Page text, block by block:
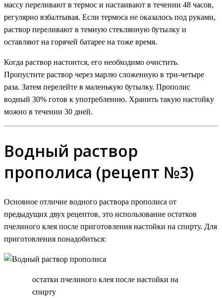
массу переливают в термос и настаивают в течении 48 часов,
регулярно взбалтывая. Если термоса не оказалось под руками,
раствор переливают в темную стеклянную бутылку и
оставляют на горячей батарее на тоже время.
Когда раствор настоится, его необходимо очистить.
Пропустите раствор через марлю сложенную в три-четыре
раза. Затем перелейте в маленькую бутылку. Прополис
водный 30% готов к употреблению. Хранить такую настойку
можно в течении 30 дней.
Водный раствор
прополиса (рецепт №3)
Основное отличие водного раствора прополиса от
предыдущих двух рецептов, это использование остатков
пчелиного клея после приготовления настойки на спирту. Для
приготовления понадобиться:
остатки пчелиного клея после настойки на
спирту